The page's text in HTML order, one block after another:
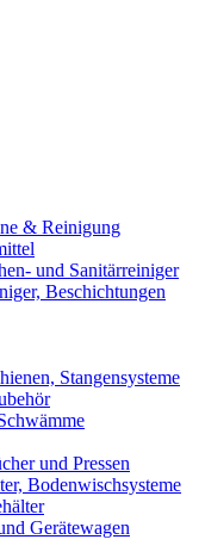
& Reinigung
und Sanitärreiniger
Beschichtungen
Stangensysteme
und Pressen
Bodenwischsysteme
Gerätewagen